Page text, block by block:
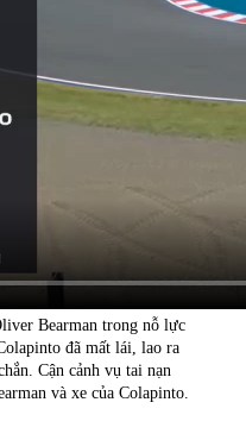
Bearman trong nỗ lực
đã mất lái, lao ra
Cận cảnh vụ tai nạn
và xe của Colapinto.